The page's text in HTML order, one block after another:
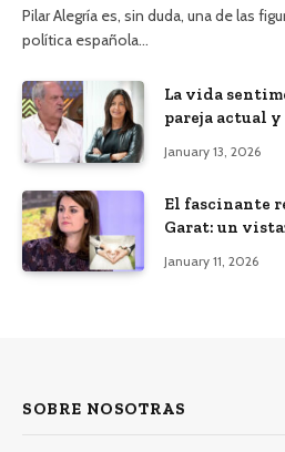
Pilar Alegría es, sin duda, una de las
política española…
La vida
pareja actual
January 13, 2026
El fascinante
Garat: un
January 11, 2026
SOBRE NOSOTRAS